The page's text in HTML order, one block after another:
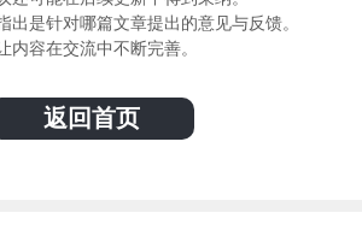
出是针对哪篇文章提出的意见与反馈。
内容在交流中不断完善。
返回首页